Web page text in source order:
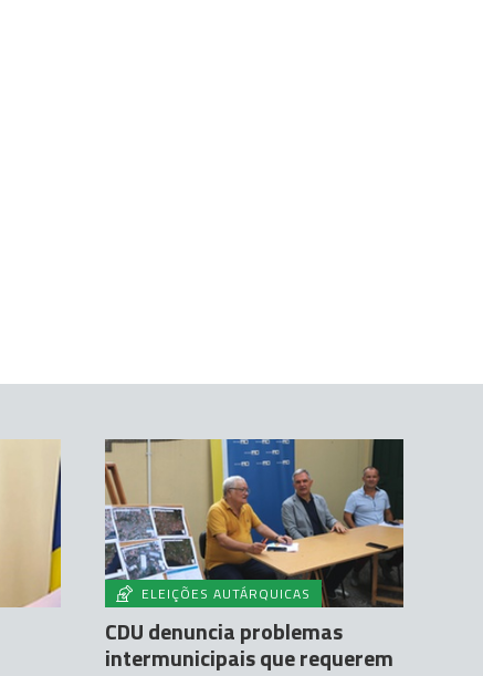
ELEIÇÕES AUTÁRQUICAS
CDU denuncia problemas
intermunicipais que requerem